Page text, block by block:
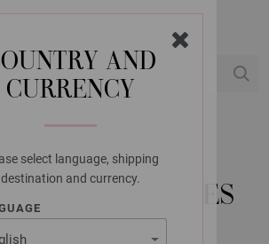
AND
CURRENCY
select language, shipping
destination and currency.
LANA GROSSA
À PAILLETTES
GLAMOUR